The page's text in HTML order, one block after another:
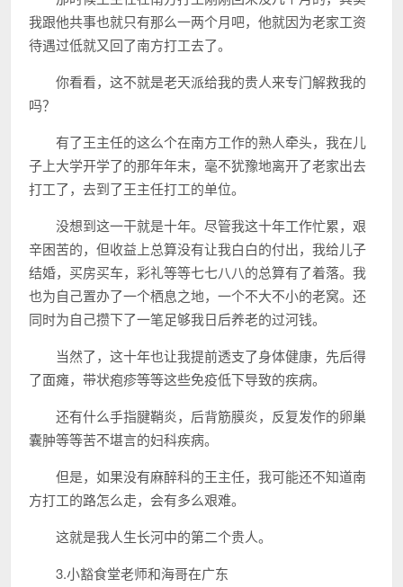
我跟他共事也就只有那么一两个月吧，他就因为老家工资
待遇过低就又回了南方打工去了。
你看看，这不就是老天派给我的贵人来专门解救我的
吗？
有了王主任的这么个在南方工作的熟人牵头，我在儿
子上大学开学了的那年年末，毫不犹豫地离开了老家出去
打工了，去到了王主任打工的单位。
没想到这一干就是十年。尽管我这十年工作忙累，艰
辛困苦的，但收益上总算没有让我白白的付出，我给儿子
结婚，买房买车，彩礼等等七七八八的总算有了着落。我
也为自己置办了一个栖息之地，一个不大不小的老窝。还
同时为自己攒下了一笔足够我日后养老的过河钱。
当然了，这十年也让我提前透支了身体健康，先后得
了面瘫，带状疱疹等等这些免疫低下导致的疾病。
还有什么手指腱鞘炎，后背筋膜炎，反复发作的卵巢
囊肿等等苦不堪言的妇科疾病。
但是，如果没有麻醉科的王主任，我可能还不知道南
方打工的路怎么走，会有多么艰难。
这就是我人生长河中的第二个贵人。
3.小豁食堂老师和海哥在广东